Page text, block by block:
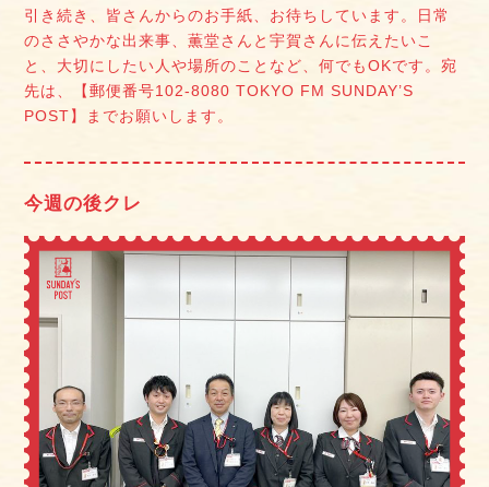
引き続き、皆さんからのお手紙、お待ちしています。日常
のささやかな出来事、薫堂さんと宇賀さんに伝えたいこ
と、大切にしたい人や場所のことなど、何でもOKです。宛
先は、【郵便番号102-8080 TOKYO FM SUNDAY’S
POST】までお願いします。
今週の後クレ